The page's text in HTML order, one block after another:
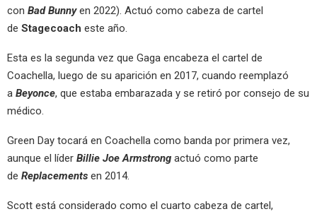
con Bad Bunnyen 2022). Actuó como cabeza de cartel
de Stagecoach este año.
Esta es la segunda vez que Gaga encabeza el cartel de
Coachella, luego de su aparición en 2017, cuando reemplazó
a Beyonce, que estaba embarazada y se retiró por consejo de su
médico.
Green Day tocará en Coachella como banda por primera vez,
aunque el líder Billie Joe Armstrong actuó como parte
de Replacements en 2014.
Scott está considerado como el cuarto cabeza de cartel,